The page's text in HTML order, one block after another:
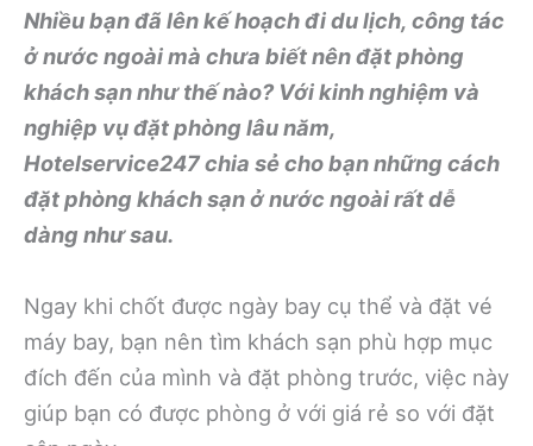
Nhiều bạn đã lên kế hoạch đi du lịch, công tác
ở nước ngoài mà chưa biết nên đặt phòng
khách sạn như thế nào? Với kinh nghiệm và
nghiệp vụ đặt phòng lâu năm,
Hotelservice247 chia sẻ cho bạn những cách
đặt phòng khách sạn ở nước ngoài rất dễ
dàng như sau.
Ngay khi chốt được ngày bay cụ thể và đặt vé
máy bay, bạn nên tìm khách sạn phù hợp mục
đích đến của mình và đặt phòng trước, việc này
giúp bạn có được phòng ở với giá rẻ so với đặt